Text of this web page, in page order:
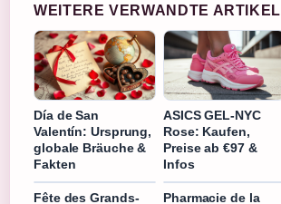
WEITERE VERWANDTE ARTIKEL
Día de San
Valentín: Ursprung,
globale Bräuche &
Fakten
ASICS GEL-NYC
Rose: Kaufen,
Preise ab €97 &
Infos
Fête des Grands-
Pharmacie de la